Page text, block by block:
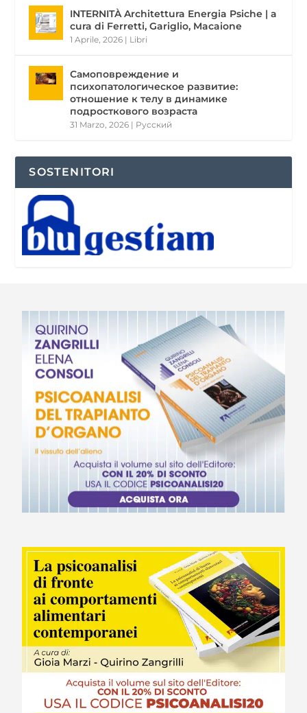
INTERNITÀ Architettura Energia Psiche | a
cura di Ferretti, Gariglio, Macaione
1 Aprile, 2026 | Libri
Самоповреждение и
психопатологическое развитие:
отношение к телу в динамике
подросткового возраста
31 Marzo, 2026 | Pусский
SOSTENITORI